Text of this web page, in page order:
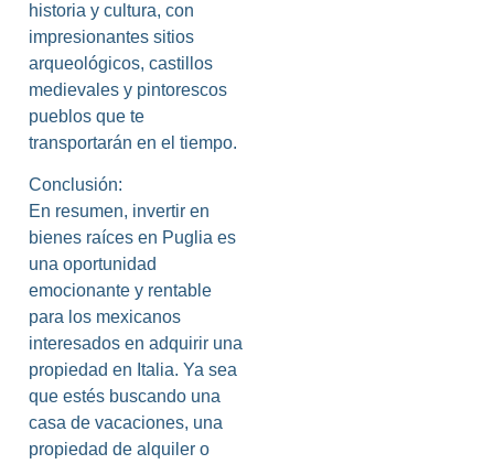
historia y cultura, con
impresionantes sitios
arqueológicos, castillos
medievales y pintorescos
pueblos que te
transportarán en el tiempo.
Conclusión:
En resumen, invertir en
bienes raíces en Puglia es
una oportunidad
emocionante y rentable
para los mexicanos
interesados en adquirir una
propiedad en Italia. Ya sea
que estés buscando una
casa de vacaciones, una
propiedad de alquiler o